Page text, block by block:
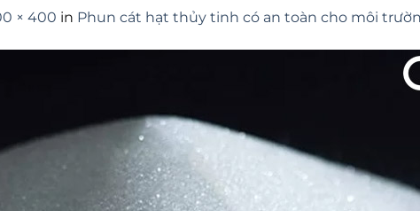
× 400 in Phun cát hạt thủy tinh có an toàn cho môi